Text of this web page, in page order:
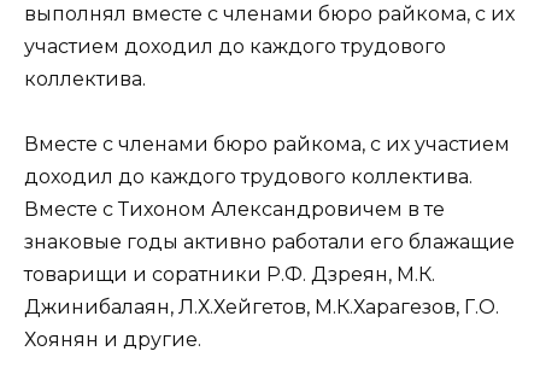
выполнял вместе с членами бюро райкома, с их
участием доходил до каждого трудового
коллектива.
Вместе с членами бюро райкома, с их участием
доходил до каждого трудового коллектива.
Вместе с Тихоном Александровичем в те
знаковые годы активно работали его блажащие
товарищи и соратники Р.Ф. Дзреян, М.К.
Джинибалаян, Л.Х.Хейгетов, М.К.Харагезов, Г.О.
Хоянян и другие.